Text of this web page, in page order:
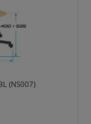
(NS007)